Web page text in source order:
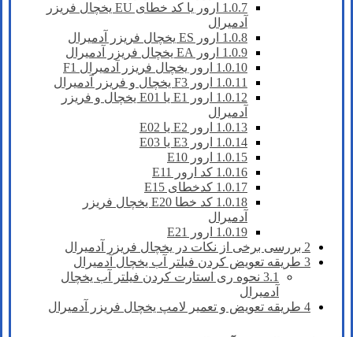
1.0.7
ارور یا کد خطای EU یخچال فریزر
آدمیرال
1.0.8 ارور ES یخچال فریزر آدمیرال
1.0.9 ارور EA یخچال فریزر آدمیرال
1.0.10 ارور یخچال فریزر آدمیرال F1
1.0.11 ارور F3 یخچال و فریزر آدمیرال
1.0.12
ارور E1 یا E01 یخچال و فریزر
آدمیرال
1.0.13 ارور E2 یا E02
1.0.14 ارور E3 یا E03
1.0.15 ارور E10
1.0.16 کد ارور E11
1.0.17 کدخطای E15
1.0.18
کد خطا E20 یخچال فریزر
آدمیرال
1.0.19 ارور E21
2 بررسی برخی از نکات در یخچال فریزر آدمیرال
3 طریقه تعویض کردن فیلتر آب یخچال آدمیرال
3.1 نحوه ری استارت کردن فیلتر آب یخچال
آدمیرال
4 طریقه تعویض و تعمیر لامپ یخچال فریزر آدمیرال